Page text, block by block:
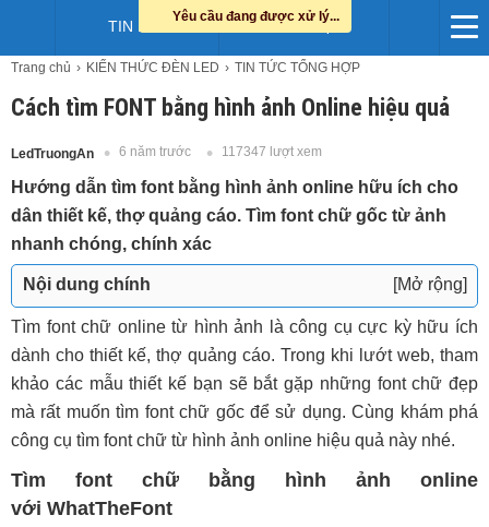
TIN LED HỖ TRỢ
Trang chủ KIẾN THỨC ĐÈN LED TIN TỨC TỔNG HỢP
Cách tìm FONT bằng hình ảnh Online hiệu quả
LedTruongAn 6 năm trước 117347 lượt xem
Hướng dẫn tìm font bằng hình ảnh online hữu ích cho
dân thiết kế, thợ quảng cáo. Tìm font chữ gốc từ ảnh
nhanh chóng, chính xác
Nội dung chính
[Mở rộng]
Tìm font chữ bằng hình ảnh online
với WhatTheFont
Một số web tìm font online bằng hình ảnh hiệu quả
khác
WhatFontis chuyên gia tìm font chữ qua ảnh
hình ảnh
Fontspring Matcherator ứng dụng tìm font qua ảnh
Tìm font chữ online từ hình ảnh là công cụ cực kỳ hữu ích
dành cho thiết kế, thợ quảng cáo. Trong khi lướt web, tham
khảo các mẫu thiết kế bạn sẽ bắt gặp những font chữ đẹp
mà rất muốn tìm font chữ gốc để sử dụng. Cùng khám phá
công cụ tìm font chữ từ hình ảnh online hiệu quả này nhé.
Tìm font chữ bằng hình ảnh online
với WhatTheFont
Yêu cầu đang được xử lý...